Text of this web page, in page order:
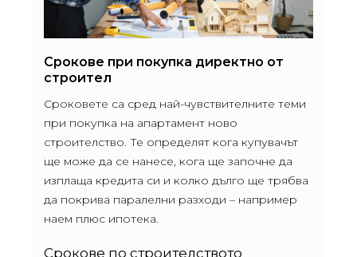
Срокове при покупка директно от
строител
Сроковете са сред най-чувствителните теми
при покупка на апартамент ново
строителство. Те определят кога купувачът
ще може да се нанесе, кога ще започне да
изплаща кредита си и колко дълго ще трябва
да покрива паралелни разходи – например
наем плюс ипотека.
Срокове по строителството